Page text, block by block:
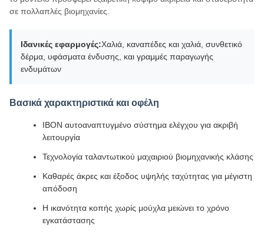
σε πολλαπλές βιομηχανίες.
Ιδανικές εφαρμογές:Χαλιά, καναπέδες και χαλιά, συνθετικό
δέρμα, υφάσματα ένδυσης, και γραμμές παραγωγής
ενδυμάτων
Βασικά χαρακτηριστικά και οφέλη
ΙΒΟΝ αυτοαναπτυγμένο σύστημα ελέγχου για ακριβή
λειτουργία
Τεχνολογία ταλαντωτικού μαχαιριού βιομηχανικής κλάσης
Καθαρές άκρες και έξοδος υψηλής ταχύτητας για μέγιστη
απόδοση
Η ικανότητα κοπής χωρίς μούχλα μειώνει το χρόνο
εγκατάστασης